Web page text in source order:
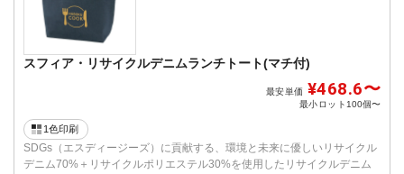
スフィア・リサイクルデニムランチトート(マチ付)
最安単価 ¥468.6〜
最小ロット100個〜
1色印刷
SDGs（エスディージーズ）に貢献する、環境と未来に優しいリサイクル
デニム70%＋リサイクルポリエステル30%を使用したリサイクルデニム